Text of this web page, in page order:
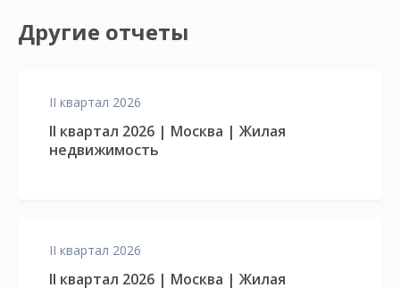
Другие отчеты
II квартал 2026
II квартал 2026 | Москва | Жилая
недвижимость
II квартал 2026
II квартал 2026 | Москва | Жилая